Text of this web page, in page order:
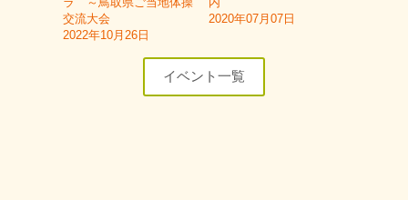
交流大会
2022年10月26日
2020年07月07日
イベント一覧